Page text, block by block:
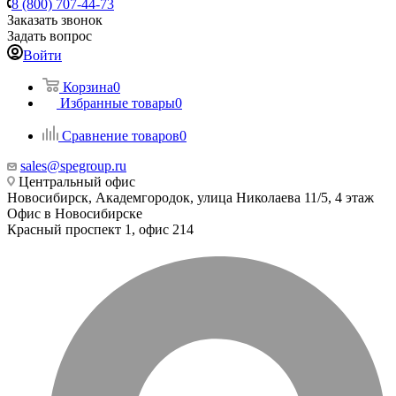
8 (800) 707-44-73
Заказать звонок
Задать вопрос
Войти
Корзина0
Избранные товары0
Сравнение товаров0
sales@spegroup.ru
Центральный офис
Новосибирск, Академгородок, улица Николаева 11/5, 4 этаж
Офис в Новосибирске
Красный проспект 1, офис 214